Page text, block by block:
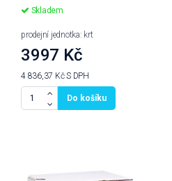
Skladem
prodejní jednotka: krt
3997 Kč
4 836,37 KčS DPH
Do košíku